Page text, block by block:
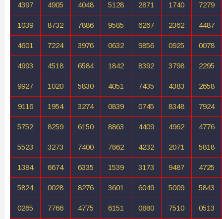
4397 4905 4048 5128 2871 1740 7279
1039 8732 7886 9585 6267 2362 4487
4601 7224 3976 0632 9856 0925 0078
4993 4518 6584 1842 8392 3798 2295
9927 1020 5830 4051 7435 4383 2658
9116 1954 3274 0839 0745 8348 7924
5752 8259 6150 8863 4409 4962 4776
5523 3273 7400 7862 4232 2071 5818
1384 6674 6335 1539 3173 9487 4725
5824 0028 8276 3601 6049 5009 5843
0265 7766 4775 6151 0880 7510 0513